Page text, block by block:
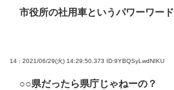
市役所の社用車というパワーワード
14 : 2021/06/29(火) 14:29:50.373 ID:9YBQSyLwdNIKU
○○県だったら県庁じゃねーの？